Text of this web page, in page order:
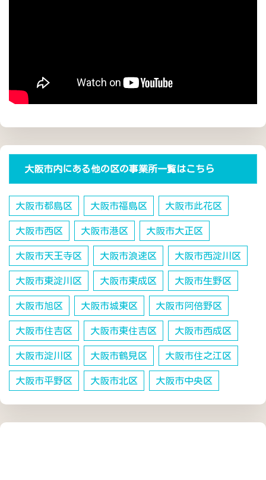
大阪市内にある他の区の事業所一覧はこちら
大阪市都島区 大阪市福島区 大阪市此花区
大阪市西区 大阪市港区 大阪市大正区
大阪市天王寺区 大阪市浪速区 大阪市西淀川区
大阪市東淀川区 大阪市東成区 大阪市生野区
大阪市旭区 大阪市城東区 大阪市阿倍野区
大阪市住吉区 大阪市東住吉区 大阪市西成区
大阪市淀川区 大阪市鶴見区 大阪市住之江区
大阪市平野区 大阪市北区 大阪市中央区